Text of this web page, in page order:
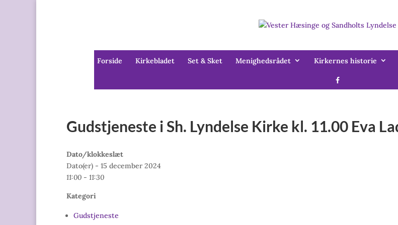
Forside Kirkebladet Set & Sket Menighedsrådet Kirkernes historie
Gudstjeneste i Sh. Lyndelse Kirke kl. 11.00 Eva
Dato/klokkeslæt
Dato(er) - 15 december 2024
11:00 - 11:30
Kategori
Gudstjeneste